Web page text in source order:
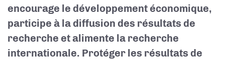
encourage le développement économique,
participe à la diffusion des résultats de
recherche et alimente la recherche
internationale. Protéger les résultats de